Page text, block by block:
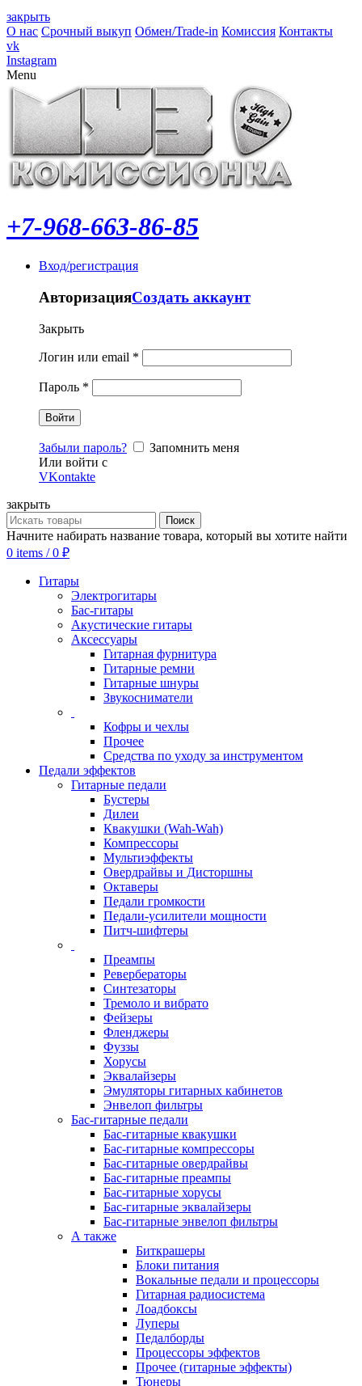
закрыть
О нас Срочный выкуп Обмен/Trade-in Комиссия Контакты
vk
Instagram
Menu
+7-968-663-86-85
Вход/регистрация
АвторизацияСоздать аккаунт
Закрыть
Логин или email *
Пароль *
Забыли пароль?
Запомнить меня
Или войти с
VKontakte
закрыть
Поиск
Начните набирать название товара, который вы хотите найти
0 items / 0 ₽
Гитары
Электрогитары
Бас-гитары
Акустические гитары
Аксессуары
Гитарная фурнитура
Гитарные ремни
Гитарные шнуры
Звукосниматели
Кофры и чехлы
Прочее
Средства по уходу за инструментом
Педали эффектов
Гитарные педали
Бустеры
Дилеи
Квакушки (Wah-Wah)
Компрессоры
Мультиэффекты
Овердрайвы и Дисторшны
Октаверы
Педали громкости
Педали-усилители мощности
Питч-шифтеры
Преампы
Ревербераторы
Синтезаторы
Тремоло и вибрато
Фейзеры
Фленджеры
Фуззы
Хорусы
Эквалайзеры
Эмуляторы гитарных кабинетов
Энвелоп фильтры
Бас-гитарные педали
Бас-гитарные квакушки
Бас-гитарные компрессоры
Бас-гитарные овердрайвы
Бас-гитарные преампы
Бас-гитарные хорусы
Бас-гитарные эквалайзеры
Бас-гитарные энвелоп фильтры
А также
Биткрашеры
Блоки питания
Вокальные педали и процессоры
Гитарная радиосистема
Лоадбоксы
Луперы
Педалборды
Процессоры эффектов
Прочее (гитарные эффекты)
Тюнеры